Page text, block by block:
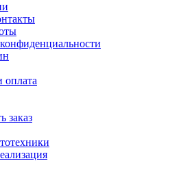
оплата
заказ